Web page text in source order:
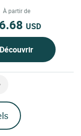
au cœur...
À partir de
USD
Découvrir